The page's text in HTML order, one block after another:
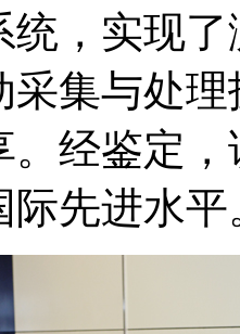
统，实现
采集与处
。经鉴定
际先进水平